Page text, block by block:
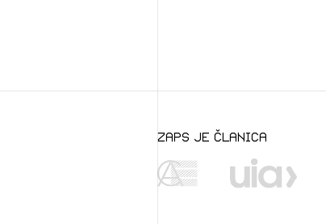
zaps je članica